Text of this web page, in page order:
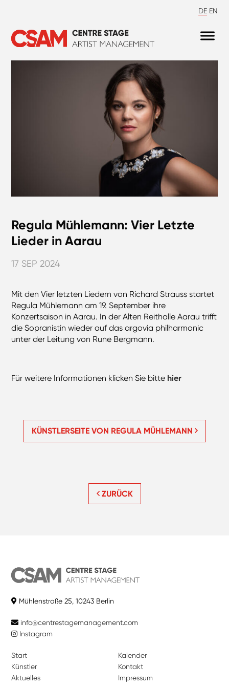
DE EN
Regula Mühlemann: Vier Letzte
Lieder in Aarau
17 SEP 2024
Mit den Vier letzten Liedern von Richard Strauss startet
Regula Mühlemann am 19. September ihre
Konzertsaison in Aarau. In der Alten Reithalle Aarau trifft
die Sopranistin wieder auf das argovia philharmonic
unter der Leitung von Rune Bergmann.
Für weitere Informationen klicken Sie bitte hier
KÜNSTLERSEITE VON REGULA MÜHLEMANN
ZURÜCK
Mühlenstraße 25, 10243 Berlin
info@centrestagemanagement.com
Instagram
Start
Künstler
Aktuelles
Kalender
Kontakt
Impressum